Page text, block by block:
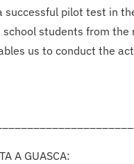
successful pilot test in
school students from the
us to conduct the
A GUASCA: